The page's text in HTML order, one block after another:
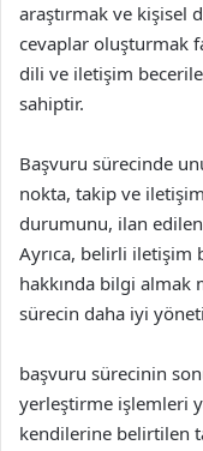
araştırmak ve kişisel
cevaplar oluşturmak
dili ve iletişim
sahiptir.
Başvuru sürecinde
nokta, takip ve
durumunu, ilan
Ayrıca, belirli iletişim
hakkında bilgi almak
sürecin daha iyi
başvuru sürecinin
yerleştirme işlemleri
kendilerine belirtilen